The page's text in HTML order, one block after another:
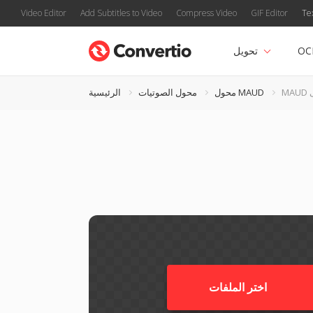
Video Editor Add Subtitles to Video Compress Video GIF Editor
تحويل
الرئيسية محول الصوتيات محول MAUD
اختر الملفات